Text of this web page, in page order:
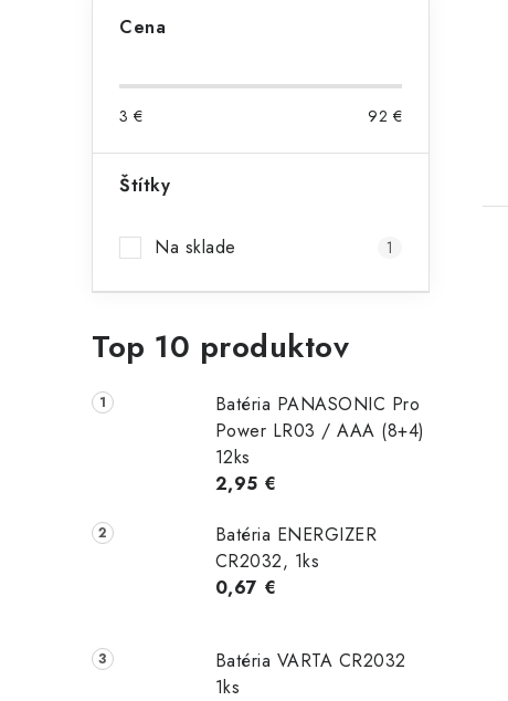
Cena
3 € 92 €
Štítky
Na sklade 1
Top 10 produktov
Batéria PANASONIC Pro
Power LR03 / AAA (8+4)
12ks
2,95 €
Batéria ENERGIZER
CR2032, 1ks
0,67 €
Batéria VARTA CR2032
1ks